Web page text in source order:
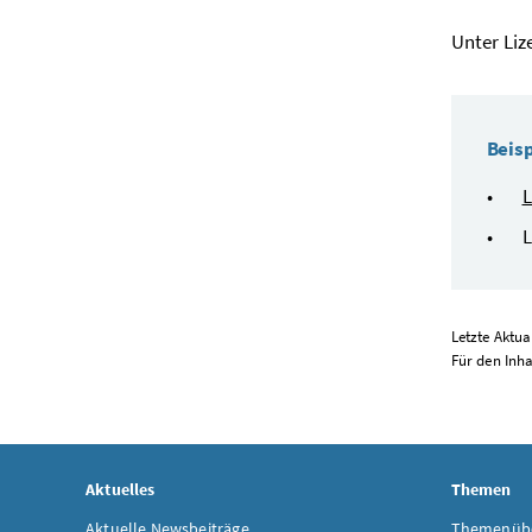
Unter
Letzte
Für den
Aktuelles
Themen